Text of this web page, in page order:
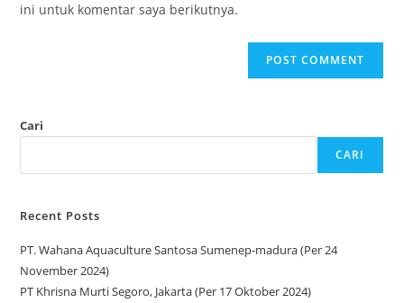
ini untuk komentar saya berikutnya.
Cari
CARI
Recent Posts
PT. Wahana Aquaculture Santosa Sumenep-madura (Per 24
November 2024)
PT Khrisna Murti Segoro, Jakarta (Per 17 Oktober 2024)